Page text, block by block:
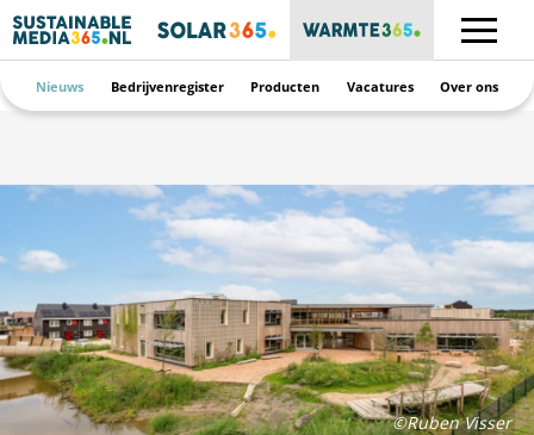
Nieuws Bedrijvenregister Producten Vacatures Over ons
©Ruben Visser